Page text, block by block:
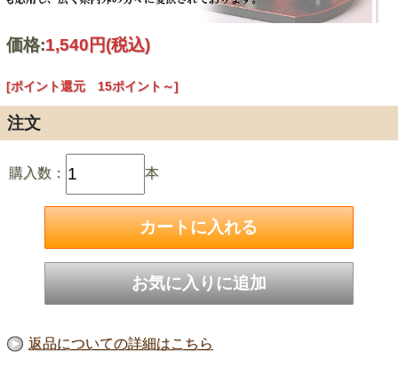
価格:1,540円(税込)
[ポイント還元 15ポイント～]
注文
購入数： 本
返品についての詳細はこちら